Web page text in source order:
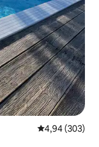
Évaluation
4,94 (303)